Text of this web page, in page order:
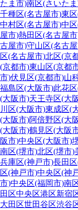
たま市)南区(さいた
千種区(名古屋市)東
中村区(名古屋市)中
屋市)熱田区(名古屋
古屋市)守山区(名古
区(名古屋市)北区(京
(京都市)東山区(京都
市)伏見区(京都市)山
福島区(大阪市)此花
(大阪市)天王寺区(大
川区(大阪市)東成区(
(大阪市)阿倍野区(大
(大阪市)鶴見区(大阪
阪市)中央区(大阪市)
南区(堺市)北区(堺市)
兵庫区(神戸市)長田
区(神戸市)中央区(神
市)中央区(福岡市)南
田区中央区港区新宿
大田区世田谷区渋谷